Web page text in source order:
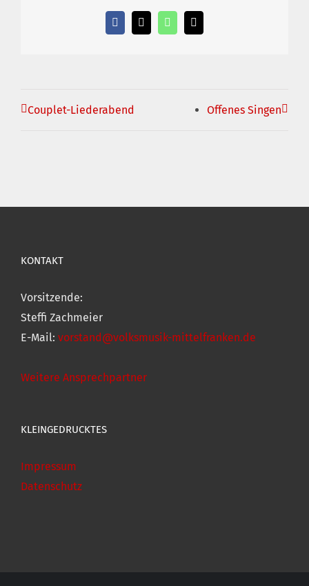
Facebook
X WhatsApp
E-
Mail
Couplet-Liederabend Offenes Singen
KONTAKT
Vorsitzende:
Steffi Zachmeier
E-Mail: vorstand@volksmusik-mittelfranken.de
Weitere Ansprechpartner
KLEINGEDRUCKTES
Impressum
Datenschutz